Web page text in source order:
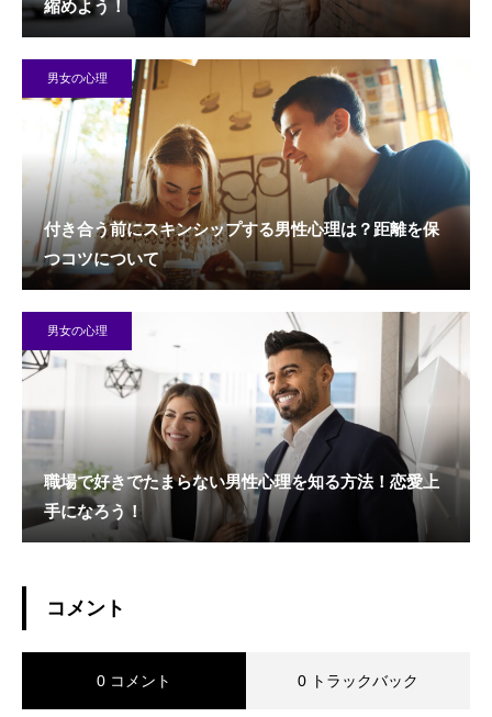
縮めよう！
男女の心理
付き合う前にスキンシップする男性心理は？距離を保
つコツについて
男女の心理
職場で好きでたまらない男性心理を知る方法！恋愛上
手になろう！
コメント
0 コメント 0 トラックバック